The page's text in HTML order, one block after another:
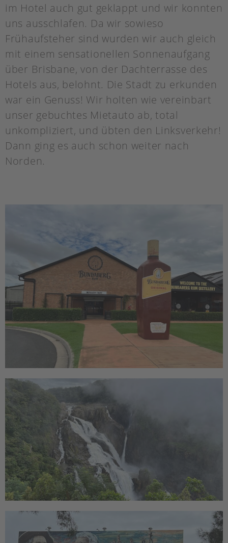
im Hotel auch gut geklappt und wir konnten
uns ausschlafen. Da wir sowieso
Frühaufsteher sind wurden wir auch gleich
mit einem sensationellen Sonnenaufgang
über Brisbane, von der Dachterrasse des
Hotels aus, belohnt. Die Stadt zu erkunden
war ein Genuss! Wir holten wie vereinbart
unser gebuchtes Mietauto ab, total
unkompliziert, und übten den Linksverkehr!
Dann ging es auch schon weiter nach
Norden.